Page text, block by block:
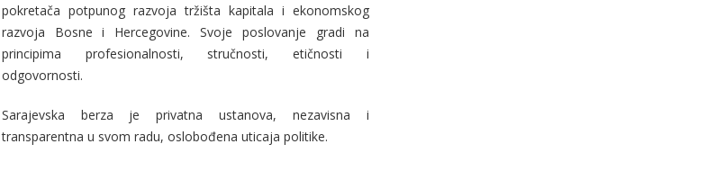
pokretača potpunog razvoja tržišta kapitala i ekonomskog
razvoja Bosne i Hercegovine. Svoje poslovanje gradi na
principima profesionalnosti, stručnosti, etičnosti i
odgovornosti.
Sarajevska berza je privatna ustanova, nezavisna i
transparentna u svom radu, oslobođena uticaja politike.